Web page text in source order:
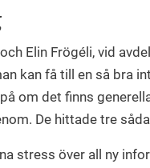
Elin Frögéli, vid
kan få till en så bra
om det finns
De hittade tre
stress över all ny